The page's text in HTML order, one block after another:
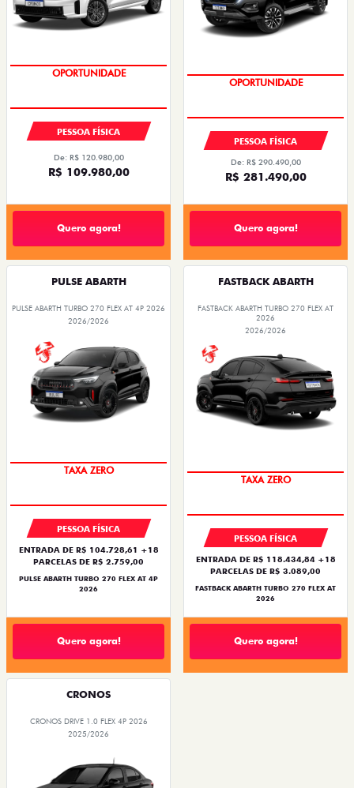
OPORTUNIDADE
PESSOA FÍSICA
De: R$ 120.980,00
R$ 109.980,00
Quero agora!
CONDIÇÃO IMPERDÍVEL
PESSOA FÍSICA
De: R$ 290.490,00
R$ 281.490,00
Quero agora!
PULSE ABARTH
PULSE ABARTH TURBO 270 FLEX AT 4P 2026
2026/2026
SAIA DE FIAT 0KM
PESSOA FÍSICA
ENTRADA DE R$ 104.728,61 +18
PARCELAS DE R$ 2.759,00
PULSE ABARTH TURBO 270 FLEX AT 4P
2026
Quero agora!
FASTBACK ABARTH
FASTBACK ABARTH TURBO 270 FLEX AT
2026
2026/2026
SAIA DE FIAT 0KM
PESSOA FÍSICA
ENTRADA DE R$ 118.434,84 +18
PARCELAS DE R$ 3.089,00
FASTBACK ABARTH TURBO 270 FLEX AT
2026
Quero agora!
CRONOS
CRONOS DRIVE 1.0 FLEX 4P 2026
2025/2026